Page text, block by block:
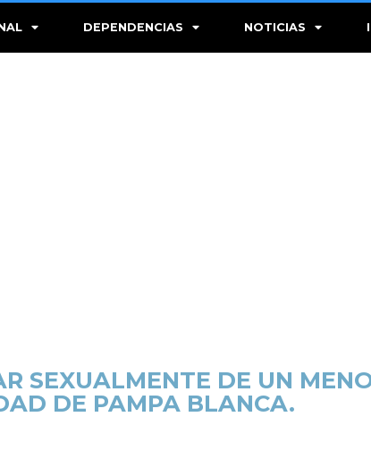
DEPENDENCIAS NOTICIAS
SEXUALMENTE DE UN
DE PAMPA BLANCA.